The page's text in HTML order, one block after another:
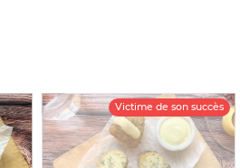
Victime de son succès